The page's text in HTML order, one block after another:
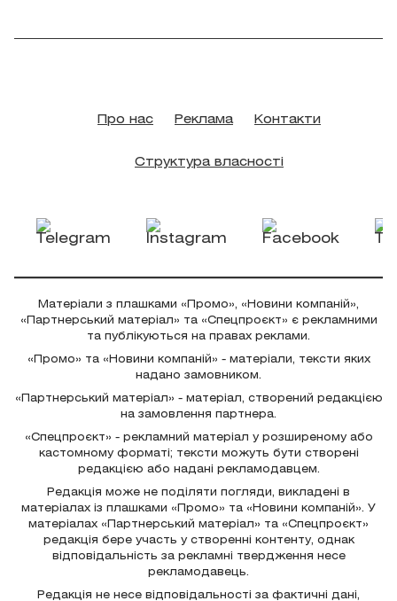
Про нас Реклама Контакти
Структура власності
Матеріали з плашками «Промо», «Новини компаній»,
«Партнерський матеріал» та «Спецпроєкт» є рекламними
та публікуються на правах реклами.
«Промо» та «Новини компаній» - матеріали, тексти яких
надано замовником.
«Партнерський матеріал» - матеріал, створений редакцією
на замовлення партнера.
«Спецпроєкт» - рекламний матеріал у розширеному або
кастомному форматі; тексти можуть бути створені
редакцією або надані рекламодавцем.
Редакція може не поділяти погляди, викладені в
матеріалах із плашками «Промо» та «Новини компаній». У
матеріалах «Партнерський матеріал» та «Спецпроєкт»
редакція бере участь у створенні контенту, однак
відповідальність за рекламні твердження несе
рекламодавець.
Редакція не несе відповідальності за фактичні дані,